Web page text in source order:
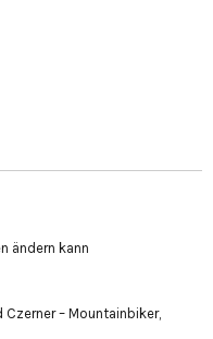
ändern kann
– Mountainbiker,